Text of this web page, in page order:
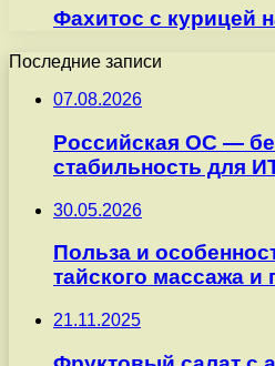
Фахитос с курицей
Последние записи
07.08.2026
Российская ОС —
стабильность для
30.05.2026
Польза и
тайского массажа
21.11.2025